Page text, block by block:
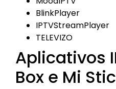
BlinkPlayer
IPTVStreamPlayer
TELEVIZO
Aplicativos
Box e Mi